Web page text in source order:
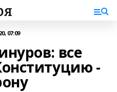
07:09
все
-